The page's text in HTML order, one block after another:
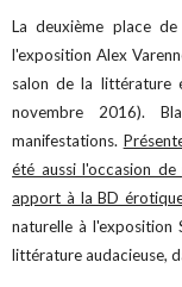
La deuxième place
l'exposition Alex
salon de la littérature
novembre 2016).
manifestations.
été aussi l'occasion
apport à la BD
naturelle à
littérature audacieuse,